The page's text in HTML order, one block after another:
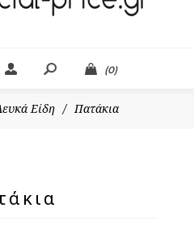
(0)
Είδη / Πατάκια